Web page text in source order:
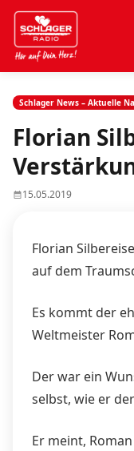
Schlager News – Aktuelle
Florian
15.05.2019
Florian
auf dem
Es kommt der
Weltmeister
Der war ein
selbst, wie er
Er meint,